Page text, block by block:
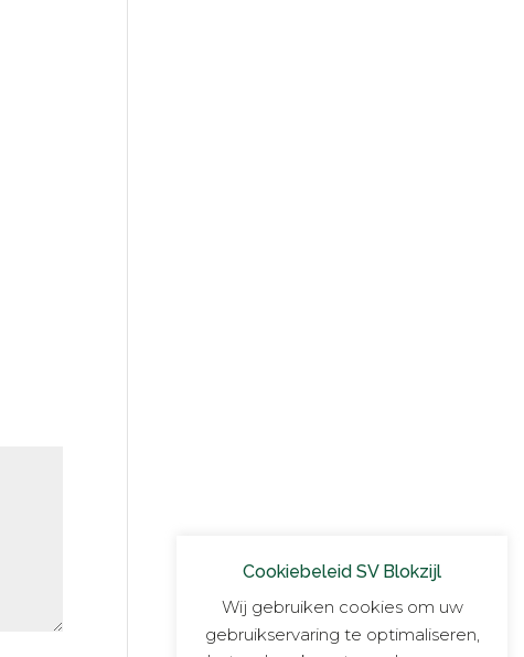
Cookiebeleid SV Blokzijl
Wij gebruiken cookies om uw
gebruikservaring te optimaliseren,